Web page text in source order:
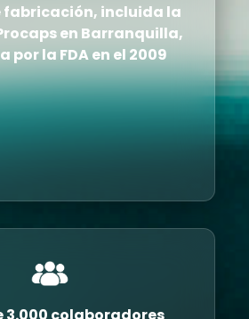
fabricación, incluida la
en Barranquilla,
por la FDA en el 2009
3.000 colaboradores